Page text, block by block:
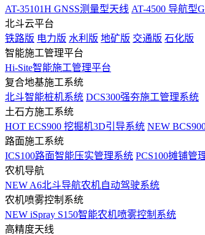
AT-35101H GNSS测量型天线 AT-4500 导航型
北斗云平台
铁路版 电力版 水利版 地矿版 交通版 石化版
智能施工管理平台
Hi-Site智能施工管理平台
复合地基施工系统
北斗智能桩机系统 DCS300强夯施工管理系统
土石方施工系统
HOT ECS900 挖掘机3D引导系统 NEW
路面施工系统
ICS100路面智能压实管理系统 PCS100摊铺管
农机导航
NEW A6北斗导航农机自动驾驶系统
农机喷雾控制系统
NEW iSpray S150智能农机喷雾控制系统
高精度天线